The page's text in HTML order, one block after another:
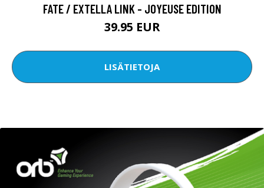
FATE / EXTELLA LINK - JOYEUSE EDITION
39.95 EUR
LISÄTIETOJA